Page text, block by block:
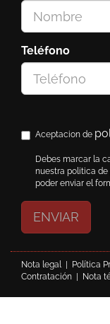
Teléfono
Aceptacion de
Debes marcar la
nuestra politica
poder enviar el
ENVIAR
Nota legal| Política
Contratación
Nota